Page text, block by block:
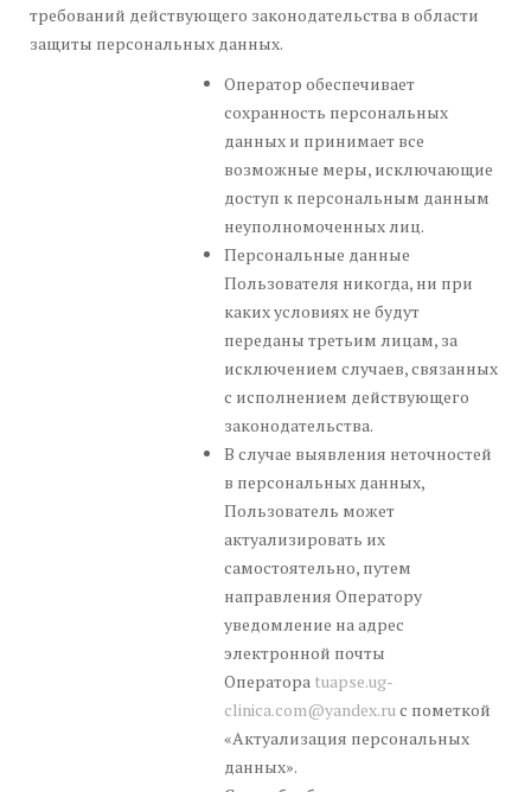
требований действующего законодательства в области
защиты персональных данных.
Оператор обеспечивает
сохранность персональных
данных и принимает все
возможные меры, исключающие
доступ к персональным данным
неуполномоченных лиц.
Персональные данные
Пользователя никогда, ни при
каких условиях не будут
переданы третьим лицам, за
исключением случаев, связанных
с исполнением действующего
законодательства.
В случае выявления неточностей
в персональных данных,
Пользователь может
актуализировать их
самостоятельно, путем
направления Оператору
уведомление на адрес
электронной почты
Оператора tuapse.ug-
clinica.com@yandex.ruс пометкой
«Актуализация персональных
данных».